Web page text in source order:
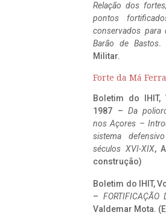
Relação dos
pontos
conservados para
Barão de Bastos.
Militar.
Forte da Má
Boletim do IHIT,
1987 – Da
nos Açores –
sistema
séculos XVI-XIX,
construção)
Boletim do IHIT,
– FORTIFICAÇÃO
Valdemar Mota.